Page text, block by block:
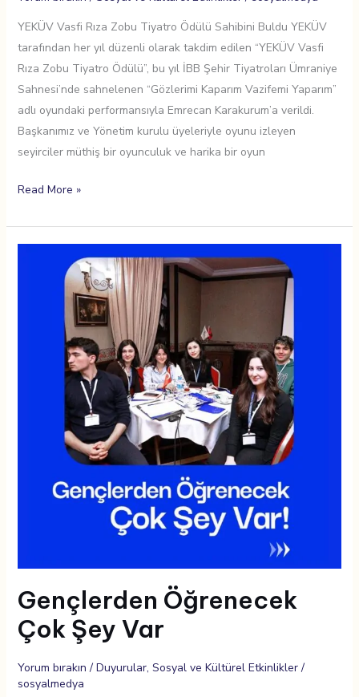
YEKÜV Vasfi Rıza Zobu Tiyatro Ödülü Sahibini Buldu YEKÜV
tarafından her yıl düzenli olarak takdim edilen “YEKÜV Vasfi
Rıza Zobu Tiyatro Ödülü”, bu yıl İBB Şehir Tiyatroları Ümraniye
Sahnesi’nde sahnelenen “Gözlerimi Kaparım Vazifemi Yaparım”
adlı oyundaki performansıyla Emrecan Karakurum’a verildi.
Başkanımız ve Yönetim kurulu üyeleriyle oyunu izleyen
seyirciler müthiş bir oyunculuk ve harika bir oyun
Read More »
Gençlerden Öğrenecek
Çok Şey Var
Yorum bırakın / Duyurular, Sosyal ve Kültürel Etkinlikler/
sosyalmedya
Öğrenecek